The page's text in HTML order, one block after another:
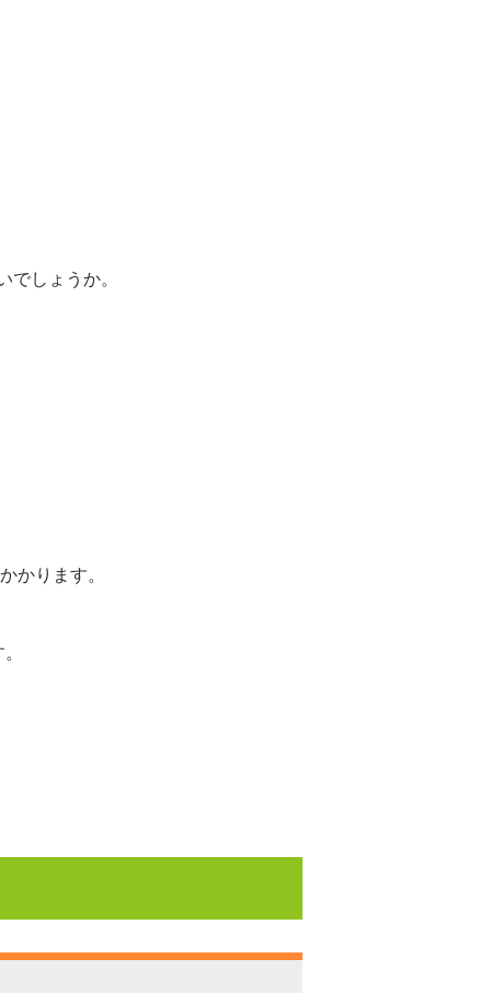
でしょうか。
かかります。